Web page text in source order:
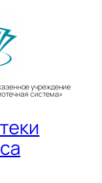
учреждение
система»